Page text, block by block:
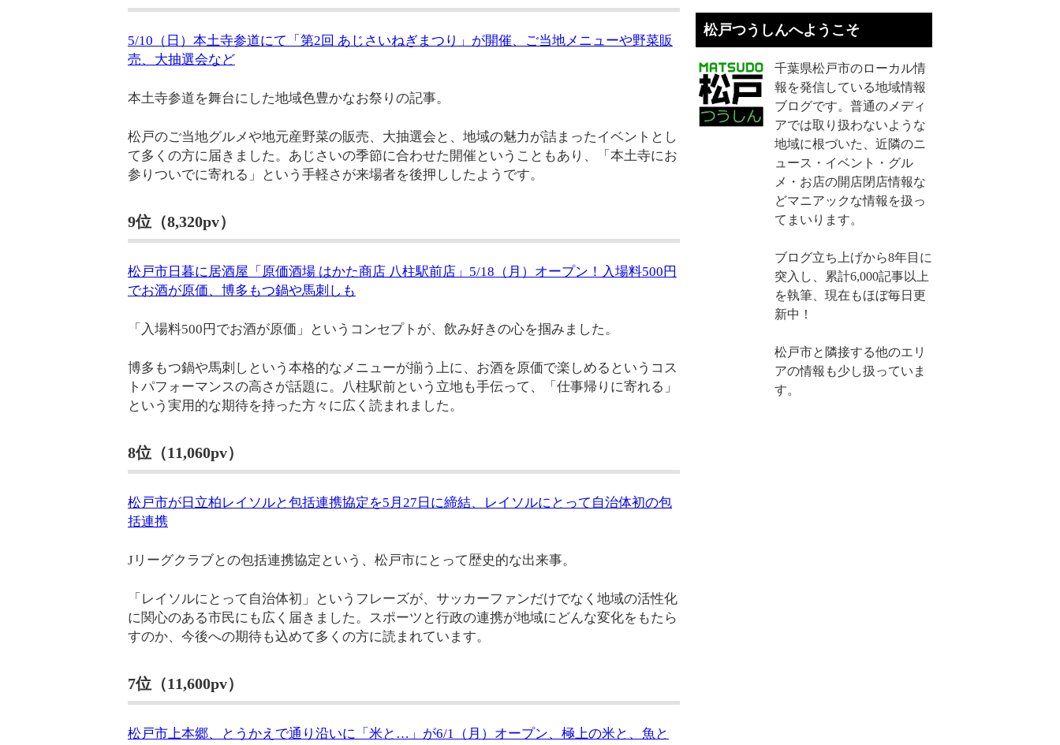
5/10（日）本土寺参道にて「第2回 あじさいねぎまつり」が開催、ご当地メニューや野菜販
売、大抽選会など
本土寺参道を舞台にした地域色豊かなお祭りの記事。
松戸のご当地グルメや地元産野菜の販売、大抽選会と、地域の魅力が詰まったイベントとし
て多くの方に届きました。あじさいの季節に合わせた開催ということもあり、「本土寺にお
参りついでに寄れる」という手軽さが来場者を後押ししたようです。
9位（8,320pv）
松戸市日暮に居酒屋「原価酒場 はかた商店 八柱駅前店」5/18（月）オープン！入場料500円
でお酒が原価、博多もつ鍋や馬刺しも
「入場料500円でお酒が原価」というコンセプトが、飲み好きの心を掴みました。
博多もつ鍋や馬刺しという本格的なメニューが揃う上に、お酒を原価で楽しめるというコス
トパフォーマンスの高さが話題に。八柱駅前という立地も手伝って、「仕事帰りに寄れる」
という実用的な期待を持った方々に広く読まれました。
8位（11,060pv）
松戸市が日立柏レイソルと包括連携協定を5月27日に締結、レイソルにとって自治体初の包
括連携
Jリーグクラブとの包括連携協定という、松戸市にとって歴史的な出来事。
「レイソルにとって自治体初」というフレーズが、サッカーファンだけでなく地域の活性化
に関心のある市民にも広く届きました。スポーツと行政の連携が地域にどんな変化をもたら
すのか、今後への期待も込めて多くの方に読まれています。
7位（11,600pv）
松戸市上本郷、とうかえで通り沿いに「米と…」が6/1（月）オープン、極上の米と、魚と
松戸つうしんへようこそ
千葉県松戸市のローカル情
報を発信している地域情報
ブログです。普通のメディ
アでは取り扱わないような
地域に根づいた、近隣のニ
ュース・イベント・グル
メ・お店の開店閉店情報な
どマニアックな情報を扱っ
てまいります。
ブログ立ち上げから8年目に
突入し、累計6,000記事以上
を執筆、現在もほぼ毎日更
新中！
松戸市と隣接する他のエリ
アの情報も少し扱っていま
す。